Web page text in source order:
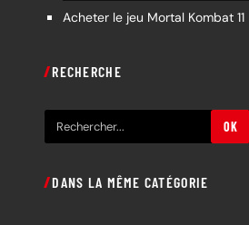
Acheter le jeu Mortal Kombat 11
RECHERCHE
e
h
OK
DANS LA MÊME CATÉGORIE